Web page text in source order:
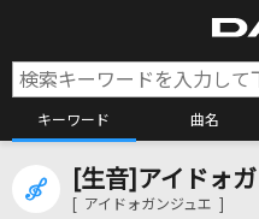
キーワード 曲名
カラ
[生音]アイドォ
[ アイドォガンジュエ ]